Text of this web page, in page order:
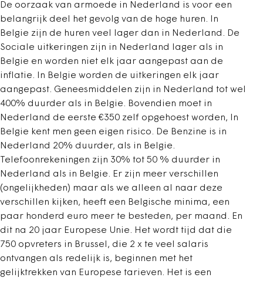
De oorzaak van armoede in Nederland is voor een
belangrijk deel het gevolg van de hoge huren. In
Belgie zijn de huren veel lager dan in Nederland. De
Sociale uitkeringen zijn in Nederland lager als in
Belgie en worden niet elk jaar aangepast aan de
inflatie. In Belgie worden de uitkeringen elk jaar
aangepast. Geneesmiddelen zijn in Nederland tot wel
400% duurder als in Belgie. Bovendien moet in
Nederland de eerste €350 zelf opgehoest worden, In
Belgie kent men geen eigen risico. De Benzine is in
Nederland 20% duurder, als in Belgie.
Telefoonrekeningen zijn 30% tot 50 % duurder in
Nederland als in Belgie. Er zijn meer verschillen
(ongelijkheden) maar als we alleen al naar deze
verschillen kijken, heeft een Belgische minima, een
paar honderd euro meer te besteden, per maand. En
dit na 20 jaar Europese Unie. Het wordt tijd dat die
750 opvreters in Brussel, die 2 x te veel salaris
ontvangen als redelijk is, beginnen met het
gelijktrekken van Europese tarieven. Het is een